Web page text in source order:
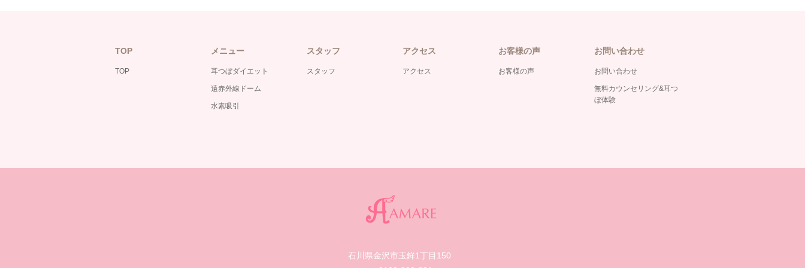
TOP
TOP
メニュー
耳つぼダイエット
遠赤外線ドーム
水素吸引
スタッフ
スタッフ
アクセス
アクセス
お客様の声
お客様の声
お問い合わせ
お問い合わせ
無料カウンセリング&耳つ
ぼ体験
石川県金沢市玉鉾1丁目150